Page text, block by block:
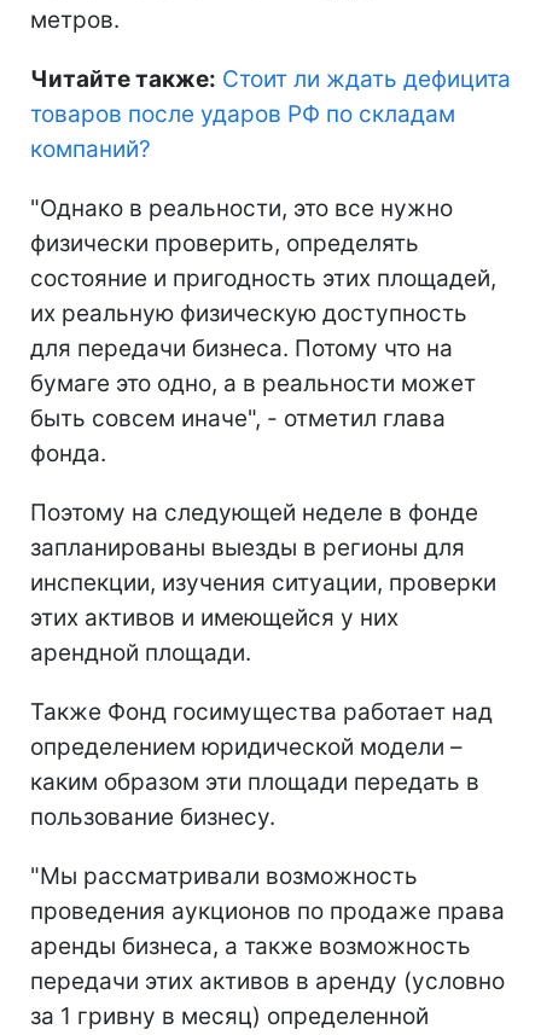
метров.
Читайте также: Стоит ли ждать дефицита
товаров после ударов РФ по складам
компаний?
"Однако в реальности, это все нужно
физически проверить, определять
состояние и пригодность этих площадей,
их реальную физическую доступность
для передачи бизнеса. Потому что на
бумаге это одно, а в реальности может
быть совсем иначе", - отметил глава
фонда.
Поэтому на следующей неделе в фонде
запланированы выезды в регионы для
инспекции, изучения ситуации, проверки
этих активов и имеющейся у них
арендной площади.
Также Фонд госимущества работает над
определением юридической модели –
каким образом эти площади передать в
пользование бизнесу.
"Мы рассматривали возможность
проведения аукционов по продаже права
аренды бизнеса, а также возможность
передачи этих активов в аренду (условно
за 1 гривну в месяц) определенной